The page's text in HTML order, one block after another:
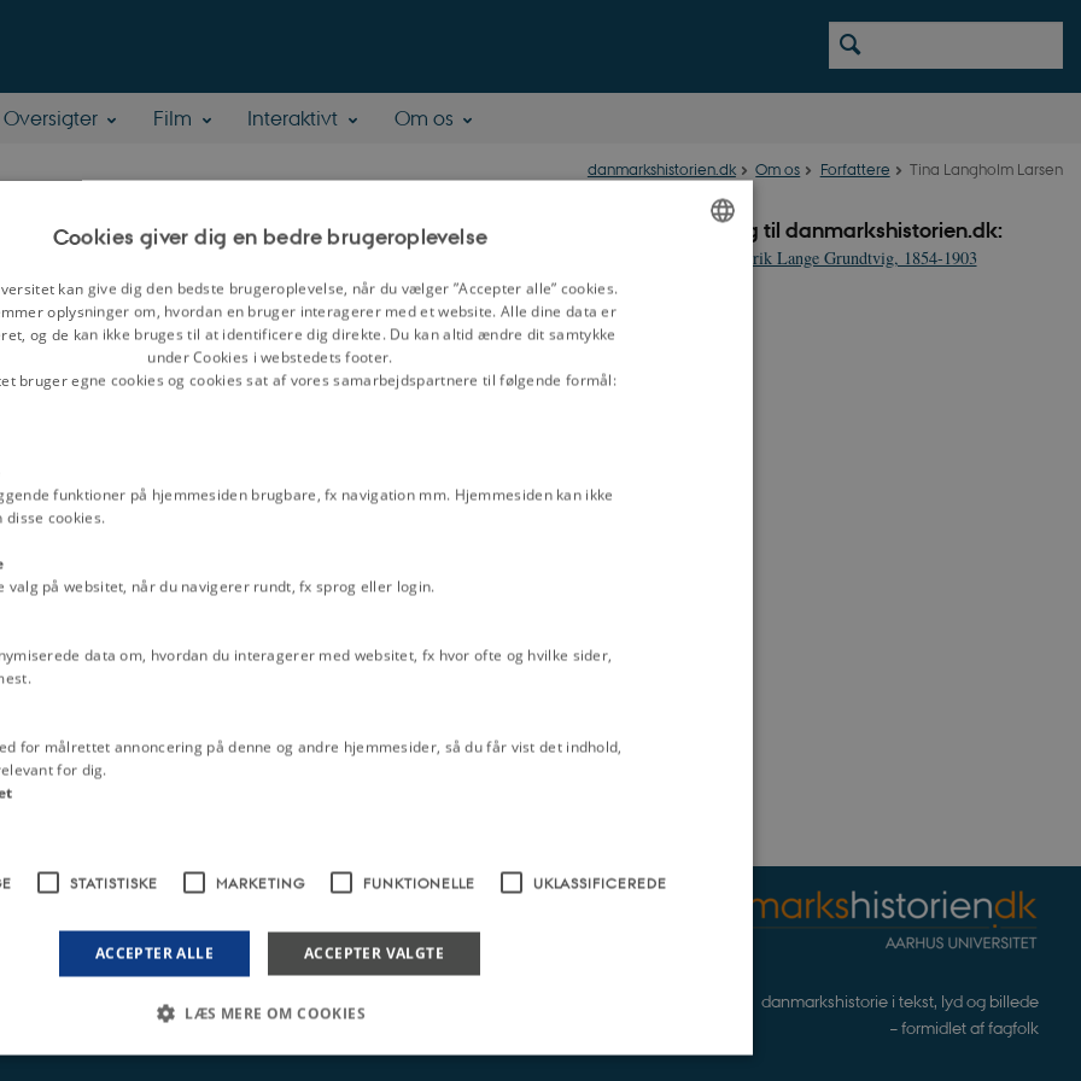
Oversigter Film Interaktivt Om os
danmarkshistorien.dk Om os Forfattere Tina Langholm Larsen
Larsen
stipendiat
og Samfund, Afdeling for Religionsvidenskab
Bidrag til danmarkshistorien.dk:
Frederik Lange Grundtvig, 1854-1903
danmarkshistorie i tekst, lyd og billede
– formidlet af fagfolk
Cookies giver dig en bedre brugeroplevelse
kan give dig den bedste brugeroplevelse, når du vælger ”Accepter alle” cookies.
oplysninger om, hvordan en bruger interagerer med et website. Alle dine data er
og de kan ikke bruges til at identificere dig direkte. Du kan altid ændre dit samtykke
under Cookies i webstedets footer.
bruger egne cookies og cookies sat af vores samarbejdspartnere til følgende formål:
funktioner på hjemmesiden brugbare, fx navigation mm. Hjemmesiden kan ikke
cookies.
valg på websitet, når du navigerer rundt, fx sprog eller login.
data om, hvordan du interagerer med websitet, fx hvor ofte og hvilke sider,
for målrettet annoncering på denne og andre hjemmesider, så du får vist det indhold,
for dig.
STATISTISKE MARKETING FUNKTIONELLE UKLASSIFICEREDE
ACCEPTER ALLE ACCEPTER VALGTE
LÆS MERE OM COOKIES